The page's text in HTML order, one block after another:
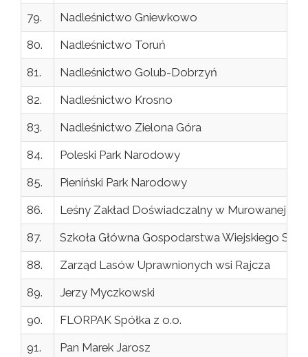
79.
Nadleśnictwo Gniewkowo
80.
Nadleśnictwo Toruń
81.
Nadleśnictwo Golub-Dobrzyń
82.
Nadleśnictwo Krosno
83.
Nadleśnictwo Zielona Góra
84.
Poleski Park Narodowy
85.
Pieniński Park Narodowy
86.
Leśny Zakład Doświadczalny w Murowanej
87.
Szkoła Główna Gospodarstwa Wiejskiego
88.
Zarząd Lasów Uprawnionych wsi Rajcza
89.
Jerzy Myczkowski
90.
FLORPAK Spółka z o.o.
91.
Pan Marek Jarosz